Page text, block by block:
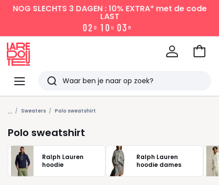
NOG SLECHTS 3 DAGEN : 10% EXTRA* met de code
LAST
02 D 1 0 U 03 M
Menu
Redoute
Zoeken
Laatst
bekeken
Naar
... Sweaters Polo sweatshirt
Polo sweatshirt
Ralph Lauren
hoodie
Ralph Lauren
hoodie dames